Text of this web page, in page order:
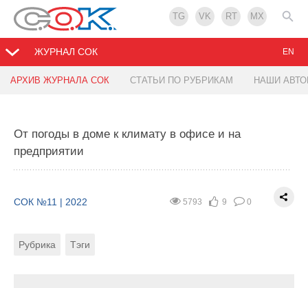
TG VK RT MX
ЖУРНАЛ СОК
АРХИВ ЖУРНАЛА СОК СТАТЬИ ПО РУБРИКАМ НАШИ
EN
От погоды в доме к климату в офисе и на
предприятии
5793 9 0
СОК №11 | 2022
Рубрика Тэги
зданий и определения их теплопотребления
5066 9 0
СОК №11 | 2022